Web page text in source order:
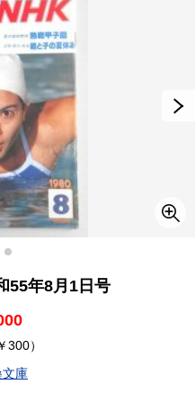
年8月1日号
300）
文庫